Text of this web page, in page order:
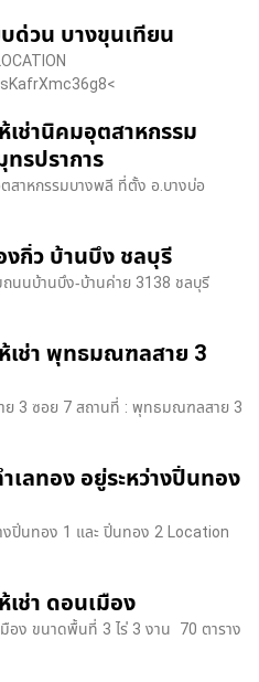
บด่วน บางขุนเทียน
เช่านิคมอุตสาหกรรม
รปราการ
ตสาหกรรมบางพลี ที่ตั้ง อ.บางบ่อ
งกิ่ว บ้านบึง ชลบุรี
ถนนบ้านบึง-บ้านค่าย 3138 ชลบุรี
ห้เช่า พุทธมณฑลสาย 3
ย 3 ซอย 7 สถานที่ : พุทธมณฑลสาย 3
เลทอง อยู่ระหว่างปิ่นทอง
งปิ่นทอง 1 และ ปิ่นทอง 2 Location
เช่า ดอนเมือง
มือง ขนาดพื้นที่ 3 ไร่ 3 งาน 70 ตาราง